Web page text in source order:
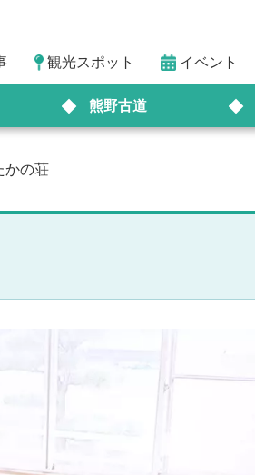
観光スポット イベント
熊野古道
の荘